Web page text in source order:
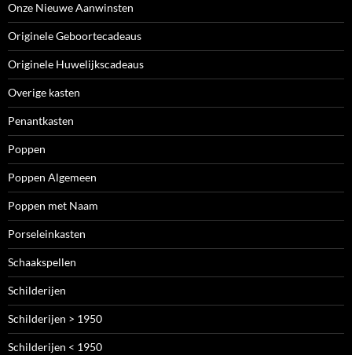
Onze Nieuwe Aanwinsten
Originele Geboortecadeaus
Originele Huwelijkscadeaus
Overige kasten
Penantkasten
Poppen
Poppen Algemeen
Poppen met Naam
Porseleinkasten
Schaakspellen
Schilderijen
Schilderijen > 1950
Schilderijen < 1950